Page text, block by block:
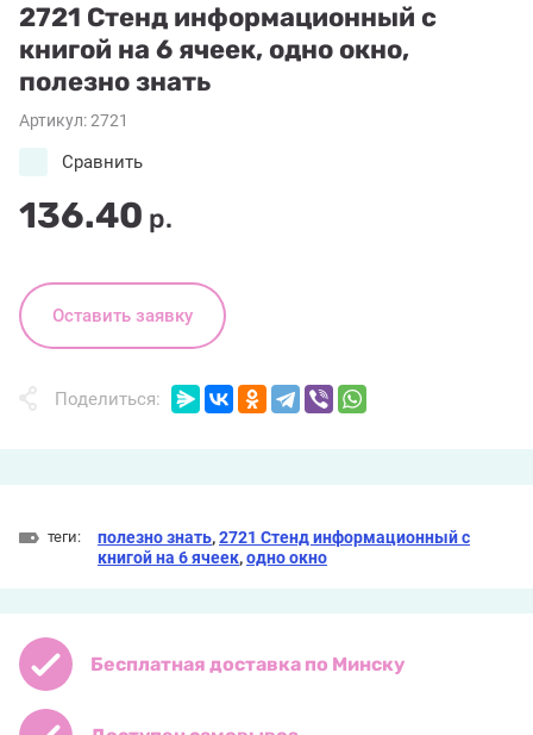
2721 Стенд информационный с
книгой на 6 ячеек, одно окно,
полезно знать
Артикул:2721
136.40 р.
Сравнить
Оставить заявку
Поделиться:
теги: полезно знать,2721 Стенд информационный с
книгой на 6 ячеек,одно окно
Бесплатная доставка по Минску